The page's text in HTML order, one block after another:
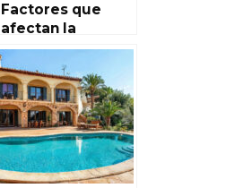
Factores que
afectan la
demanda de
alquiler en
distintas áreas de
España